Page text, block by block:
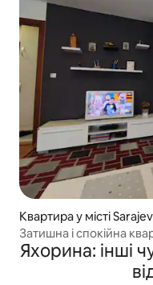
Квартира у місті
Затишна і спокійна
Яхорина: інші